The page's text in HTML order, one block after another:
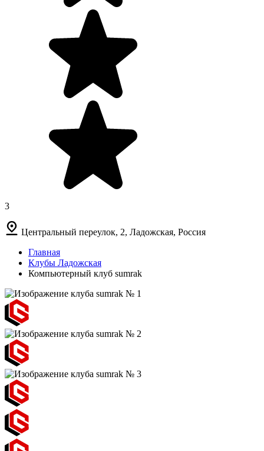
3
Центральный переулок, 2, Ладожская, Россия
Главная
Клубы Ладожская
Компьютерный клуб sumrak